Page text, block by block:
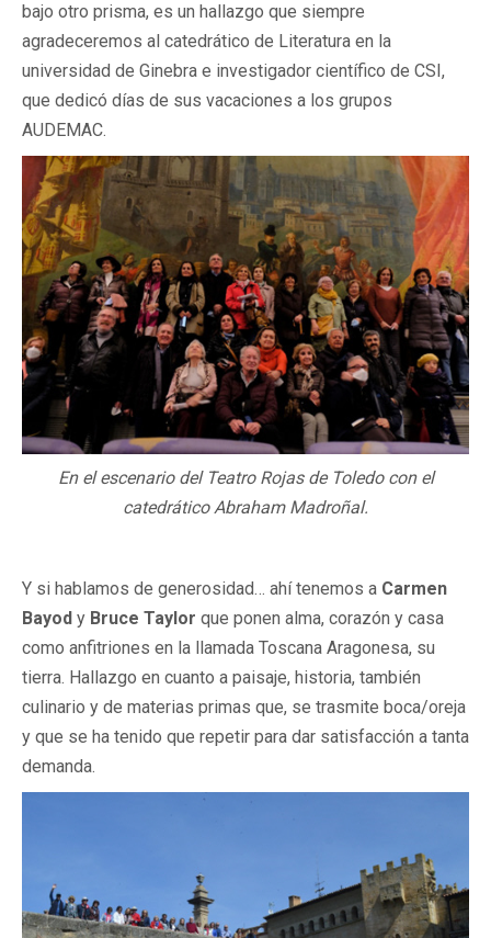
bajo otro prisma, es un hallazgo que siempre
agradeceremos al catedrático de Literatura en la
universidad de Ginebra e investigador científico de CSI,
que dedicó días de sus vacaciones a los grupos
AUDEMAC.
En el escenario del Teatro Rojas de Toledo con el
catedrático Abraham Madroñal.
Y si hablamos de generosidad… ahí tenemos a Carmen
Bayod y Bruce Taylor que ponen alma, corazón y casa
como anfitriones en la llamada Toscana Aragonesa, su
tierra. Hallazgo en cuanto a paisaje, historia, también
culinario y de materias primas que, se trasmite boca/oreja
y que se ha tenido que repetir para dar satisfacción a tanta
demanda.